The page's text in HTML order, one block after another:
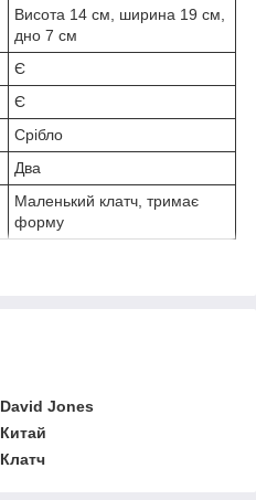
Висота 14 см, ширина 19 см,
дно 7 см
Є
Є
Срібло
Два
Маленький клатч, тримає
форму
David Jones
Китай
Клатч